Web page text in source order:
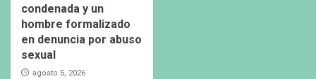
condenada y un
hombre formalizado
en denuncia por abuso
sexual
agosto 5, 2026